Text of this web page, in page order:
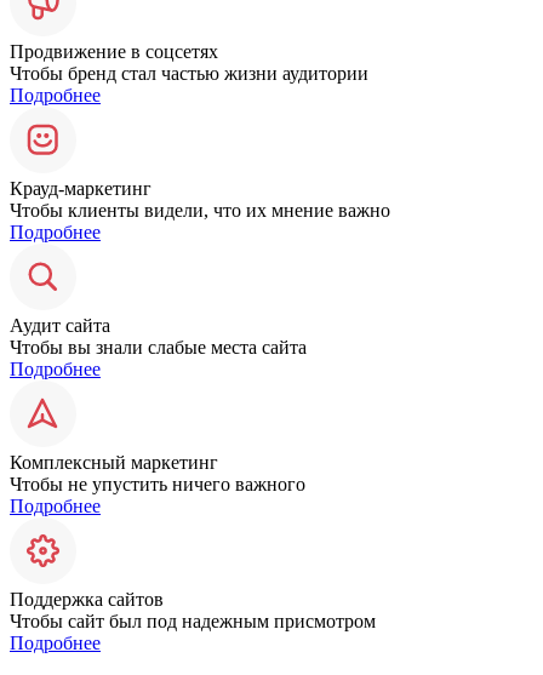
Продвижение в соцсетях
Чтобы бренд стал частью жизни аудитории
Подробнее
Крауд-маркетинг
Чтобы клиенты видели, что их мнение важно
Подробнее
Аудит сайта
Чтобы вы знали слабые места сайта
Подробнее
Комплексный маркетинг
Чтобы не упустить ничего важного
Подробнее
Поддержка сайтов
Чтобы сайт был под надежным присмотром
Подробнее